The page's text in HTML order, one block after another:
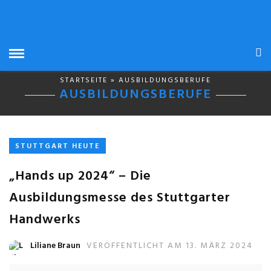
STARTSEITE » AUSBILDUNGSBERUFE
AUSBILDUNGSBERUFE
STUTTGART HEUTE
„Hands up 2024“ – Die
Ausbildungsmesse des Stuttgarter
Handwerks
Liliane Braun VERÖFFENTLICHT AM 13. MÄRZ 2024